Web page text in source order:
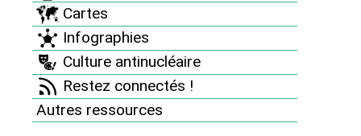
Cartes
Infographies
Culture antinucléaire
Restez connectés !
Autres ressources
Thèmes
Documents de référence
Brochures en ligne
Vidéos
Podcasts